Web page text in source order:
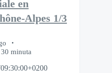
en
Alpes 1/3
minuta